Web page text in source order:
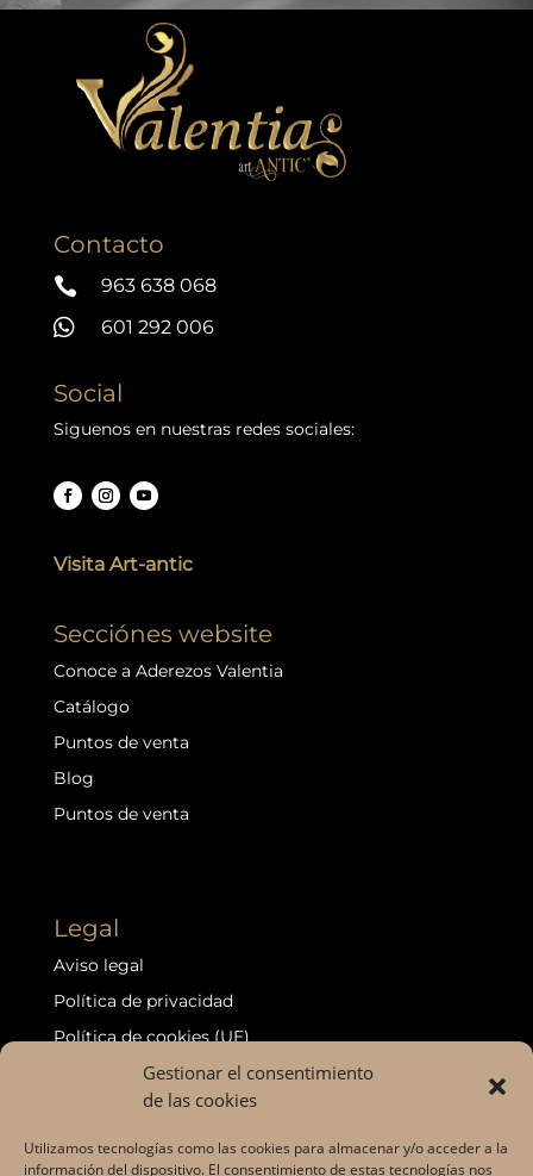
Gestionar el consentimiento
de las cookies
Utilizamos tecnologías como las cookies para almacenar y/o acceder a la
información del dispositivo. El consentimiento de estas tecnologías nos
Contacto
 963 638 068
 601 292 006
Social
Siguenos en nuestras redes sociales:
Visita Art-antic
Secciónes website
Conoce a Aderezos Valentia
Catálogo
Puntos de venta
Blog
Puntos de venta
Legal
Aviso legal
Política de privacidad
Política de cookies (UE)
Política de devoluciones y reembolsos
Declaración de accesibilidad
Puntos de venta